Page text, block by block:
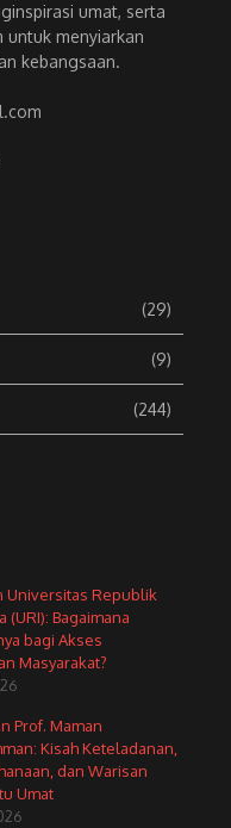
umat, serta
untuk menyiarkan
kebangsaan.
(29)
(9)
(244)
Universitas Republik
(URI): Bagaimana
bagi Akses
Masyarakat?
Prof. Maman
Kisah Keteladanan,
dan Warisan
Umat